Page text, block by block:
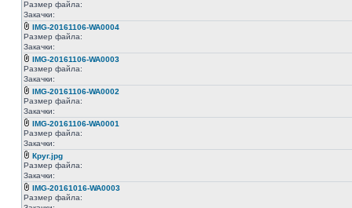
Размер файла:
Закачки:
IMG-20161106-WA0004
Размер файла:
Закачки:
IMG-20161106-WA0003
Размер файла:
Закачки:
IMG-20161106-WA0002
Размер файла:
Закачки:
IMG-20161106-WA0001
Размер файла:
Закачки:
Круг.jpg
Размер файла:
Закачки:
IMG-20161016-WA0003
Размер файла: